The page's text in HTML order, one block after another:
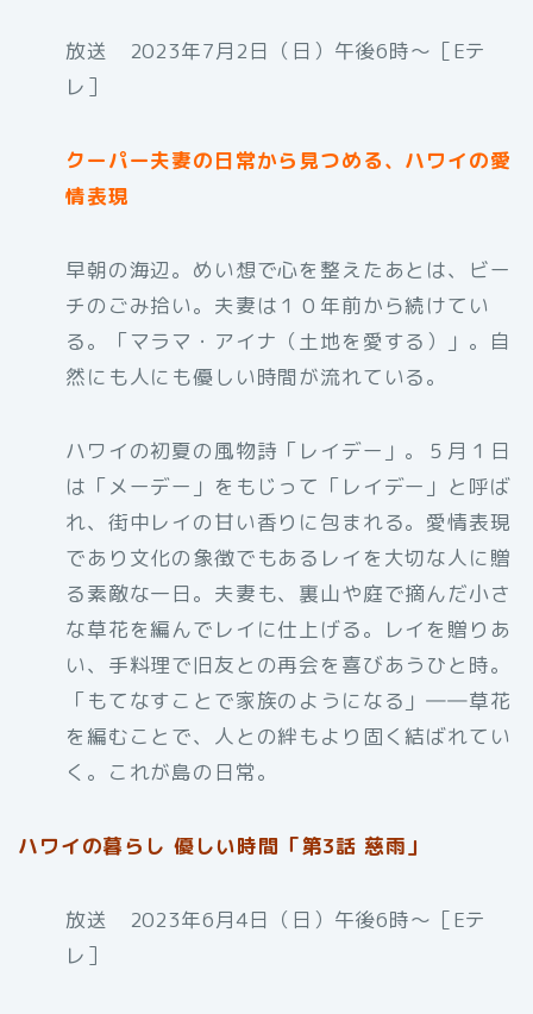
放送 2023年7月2日（日）午後6時〜［Eテ
レ］
クーパー夫妻の日常から見つめる、ハワイの愛
情表現
早朝の海辺。めい想で心を整えたあとは、ビー
チのごみ拾い。夫妻は１０年前から続けてい
る。「マラマ・アイナ（土地を愛する）」。自
然にも人にも優しい時間が流れている。
ハワイの初夏の風物詩「レイデー」。５月１日
は「メーデー」をもじって「レイデー」と呼ば
れ、街中レイの甘い香りに包まれる。愛情表現
であり文化の象徴でもあるレイを大切な人に贈
る素敵な一日。夫妻も、裏山や庭で摘んだ小さ
な草花を編んでレイに仕上げる。レイを贈りあ
い、手料理で旧友との再会を喜びあうひと時。
「もてなすことで家族のようになる」――草花
を編むことで、人との絆もより固く結ばれてい
く。これが島の日常。
ハワイの暮らし 優しい時間「第3話 慈雨」
放送 2023年6月4日（日）午後6時〜［Eテ
レ］